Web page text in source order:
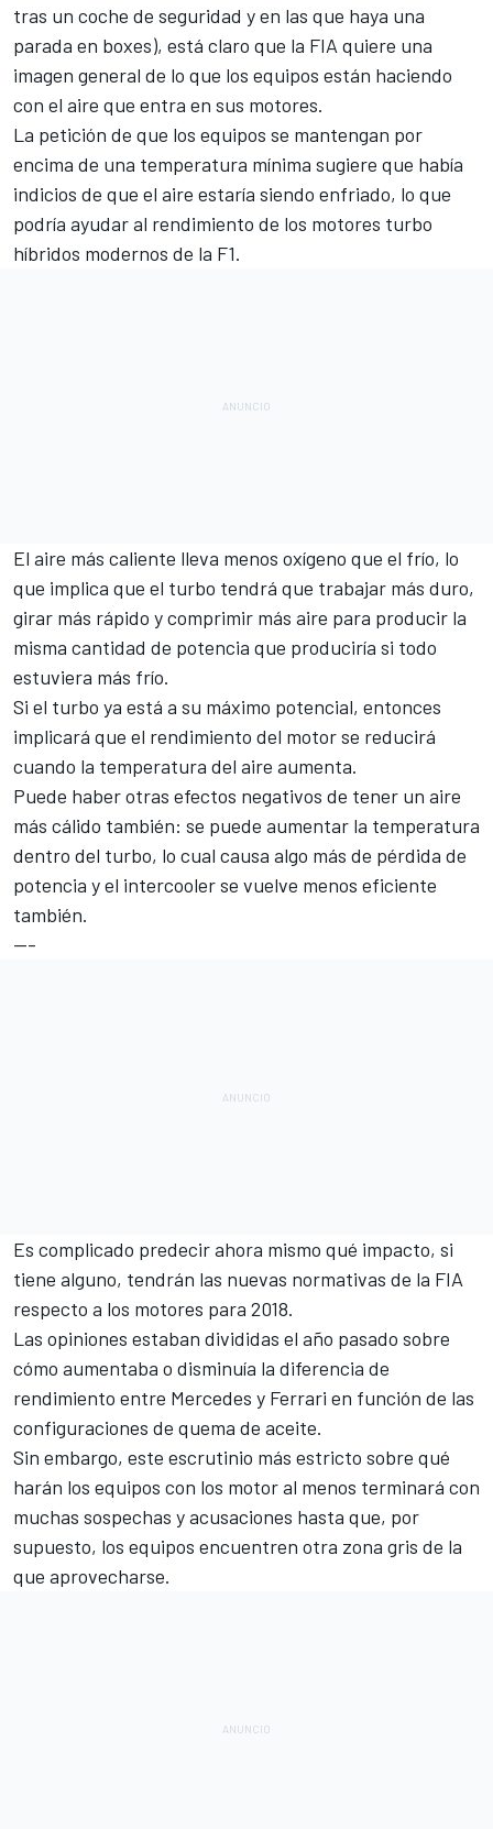
tras un coche de seguridad y en las que haya una
parada en boxes), está claro que la FIA quiere una
imagen general de lo que los equipos están haciendo
con el aire que entra en sus motores.
La petición de que los equipos se mantengan por
encima de una temperatura mínima sugiere que había
indicios de que el aire estaría siendo enfriado, lo que
podría ayudar al rendimiento de los motores turbo
híbridos modernos de la F1.
El aire más caliente lleva menos oxígeno que el frío, lo
que implica que el turbo tendrá que trabajar más duro,
girar más rápido y comprimir más aire para producir la
misma cantidad de potencia que produciría si todo
estuviera más frío.
Si el turbo ya está a su máximo potencial, entonces
implicará que el rendimiento del motor se reducirá
cuando la temperatura del aire aumenta.
Puede haber otras efectos negativos de tener un aire
más cálido también: se puede aumentar la temperatura
dentro del turbo, lo cual causa algo más de pérdida de
potencia y el intercooler se vuelve menos eficiente
también.
---
Es complicado predecir ahora mismo qué impacto, si
tiene alguno, tendrán las nuevas normativas de la FIA
respecto a los motores para 2018.
Las opiniones estaban divididas el año pasado sobre
cómo aumentaba o disminuía la diferencia de
rendimiento entre Mercedes y Ferrari en función de las
configuraciones de quema de aceite.
Sin embargo, este escrutinio más estricto sobre qué
harán los equipos con los motor al menos terminará con
muchas sospechas y acusaciones hasta que, por
supuesto, los equipos encuentren otra zona gris de la
que aprovecharse.